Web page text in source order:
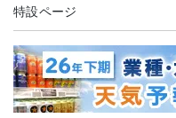
特設ページ